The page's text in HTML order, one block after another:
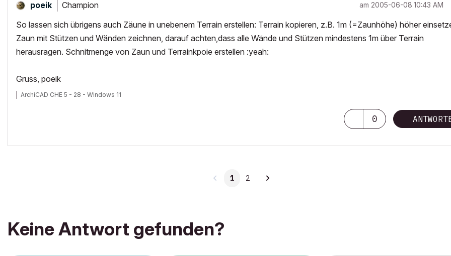
poeik Champion am ‎2005-06-08 10:43 AM
So lassen sich übrigens auch Zäune in unebenem Terrain erstellen: Terrain kopieren, z.B. 1m (=Zaunhöhe) höher
Zaun mit Stützen und Wänden zeichnen, darauf achten,dass alle Wände und Stützen mindestens 1m über Terrain
herausragen. Schnitmenge von Zaun und Terrainkpoie erstellen :yeah:
Gruss, poeik
ArchiCAD CHE 5 - 28 - Windows 11
0
1 2
Keine Antwort gefunden?